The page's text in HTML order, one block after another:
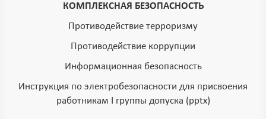
КОМПЛЕКСНАЯ БЕЗОПАСНОСТЬ
Противодействие терроризму
Противодействие коррупции
Информационная безопасность
Инструкция по электробезопасности для присвоения
работникам I группы допуска (pptx)